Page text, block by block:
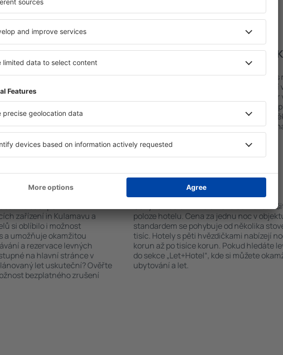
in Kulamavu, je
na stránce eSky. Díky
co hledáte. Do
vyberte data příjezdu a
hostů a pokojů. A máte
vámi objeví všechna
si pak můžete ověřit
platby za ubytování nebo
od předchozích návštěvníků.
Jaké zařízení nabízí hotely in
Hotely in Kulamavu se řadí mezi objekty
vybavením pro hosty. Mezi
bezplatné wi-fi, SPA areál, minibar/
centrum, restaurace, dětský koutek,
informační brožury o atrakcích v okolí.
nabízejí i transport z/na letiště nebo
historických památkách in Kulamavu.
Kulamavu?
čas i peníze.
zařízení in Kulamavu a
si oblíbilo i možnost
a umožňuje okamžitou
a rezervace levných
na hlavní stránce v
let uskuteční? Ověřte
bezplatného zrušení
Kolik stojí hotel in Kulamavu?
Ceny za nocleh in Kulamavu se můžou
poloze hotelu. Cena za jednu noc v
standardem se pohybuje od několika
tisíc. Hotely s pěti hvězdičkami nabízejí
korun až po tisíce korun. Pokud hledáte
do sekce „Let+Hotel“, kde si můžete
ubytování a let.